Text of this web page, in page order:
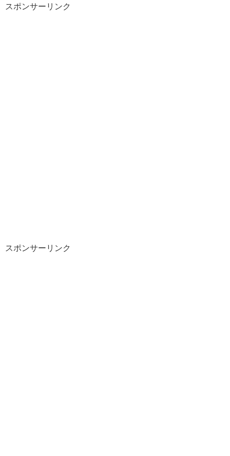
スポンサーリンク
スポンサーリンク